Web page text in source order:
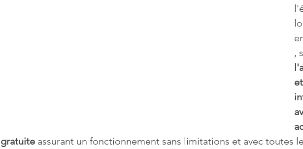
,
gratuite assurant un fonctionnement sans limitations et avec toutes